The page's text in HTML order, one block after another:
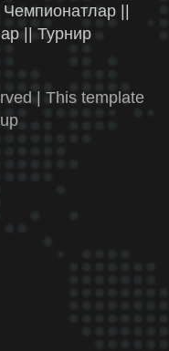
||
|| Турнир
| This template